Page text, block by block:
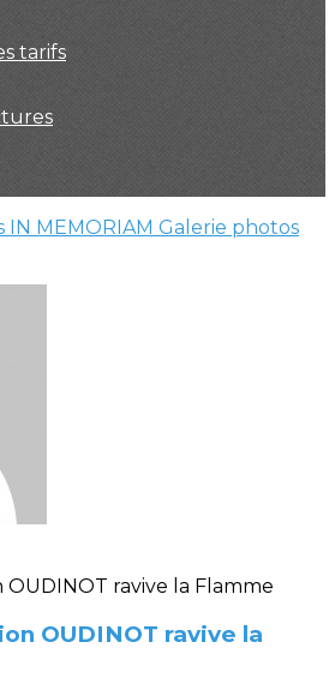
tarifs
IN MEMORIAM Galerie photos
OUDINOT ravive la